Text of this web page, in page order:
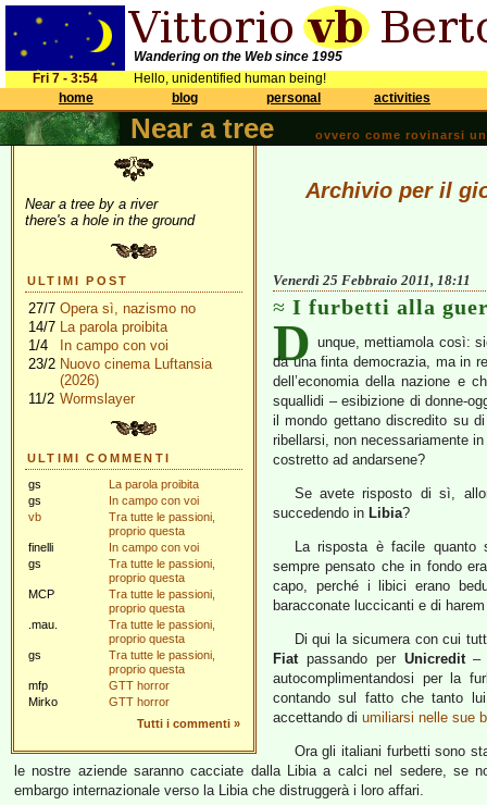
Wandering on the Web since 1995
Fri 7 - 3:54
Hello, unidentified human being!
home
blog personal activities
Near a tree ovvero come rovinarsi
Near a tree by a river
there's a hole in the ground
ULTIMI POST
27/7 Opera sì, nazismo no
14/7 La parola proibita
1/4
In campo con voi
23/2 Nuovo cinema Luftansia
(2026)
11/2 Wormslayer
ULTIMI COMMENTI
gs
La parola proibita
gs
In campo con voi
vb
Tra tutte le passioni,
proprio questa
finelli
In campo con voi
gs
Tra tutte le passioni,
proprio questa
MCP
Tra tutte le passioni,
proprio questa
.mau.
Tra tutte le passioni,
proprio questa
gs
Tra tutte le passioni,
proprio questa
mfp
GTT horror
Mirko
GTT horror
Tutti i commenti »
Archivio per il
Venerdì 25 Febbraio 2011, 18:11
I furbetti alla
D unque, mettiamola così:
da una finta democrazia, ma in
dell’economia della nazione e
squallidi – esibizione di donne-
il mondo gettano discredito su
ribellarsi, non necessariamente
costretto ad andarsene?
Se avete risposto di sì,
succedendo in Libia?
La risposta è facile quanto
sempre pensato che in fondo
capo, perché i libici erano
baracconate luccicanti e di
Di qui la sicumera con cui
Fiatpassando per Unicredit–
autocomplimentandosi per la
contando sul fatto che tanto
accettando di umiliarsi nelle sue
Ora gli italiani furbetti sono
le nostre aziende saranno cacciate dalla Libia a calci nel sedere, se
embargo internazionale verso la Libia che distruggerà i loro affari.